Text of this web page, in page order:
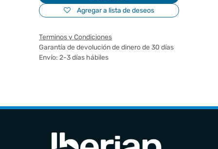
Agregar a lista de deseos
Terminos y Condiciones
Garantía de devolución de dinero de 30 días
Envío: 2-3 días hábiles